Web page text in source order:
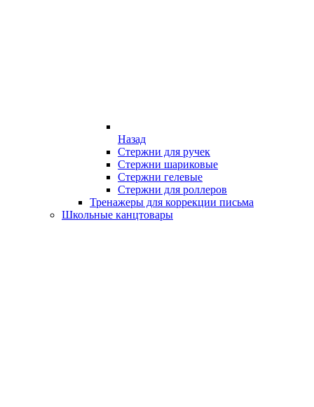
Назад
Стержни для ручек
Стержни шариковые
Стержни гелевые
Стержни для роллеров
Тренажеры для коррекции письма
Школьные канцтовары